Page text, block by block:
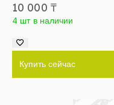
10 000 ₸
4 шт в наличии
Купить сейчас